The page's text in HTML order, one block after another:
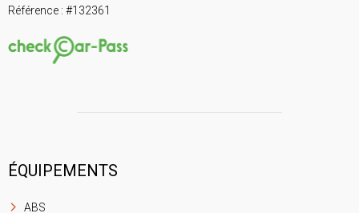
Référence : #132361
ÉQUIPEMENTS
ABS